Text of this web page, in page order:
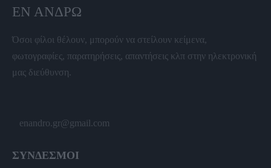
ΕΝ ΆΝΔΡΩ
Όσοι φίλοι θέλουν, μπορούν να στείλουν κείμενα,
φωτογραφίες, παρατηρήσεις, απαντήσεις κλπ στην ηλεκτρονική
μας διεύθυνση.
enandro.gr@gmail.com
ΣΥΝΔΕΣΜΟΙ